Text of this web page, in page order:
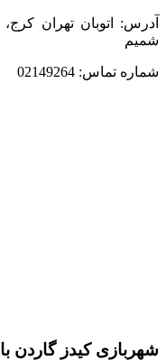
آدرس: اتوبان تهران
شمیم
شماره تماس: 02149264
شهربازی کیدز گاردن